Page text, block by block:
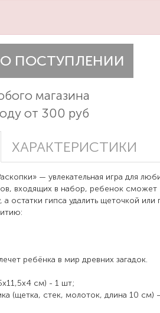
ПОСТУПЛЕНИИ
магазина
от 300 руб
ХАРАКТЕРИСТИКИ
— увлекательная игра для
входящих в набор, ребенок сможет
а остатки гипса удалить щеточкой
ребёнка в мир древних загадок.
см) - 1 шт;
(щетка, стек, молоток, длина 10 см)